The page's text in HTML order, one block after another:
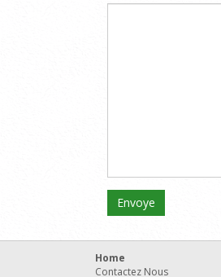
Home
Contactez Nous